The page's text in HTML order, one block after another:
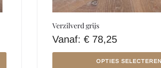
Verzilverd grijs
Vanaf: €78,25
OPTIES SELECTEREN